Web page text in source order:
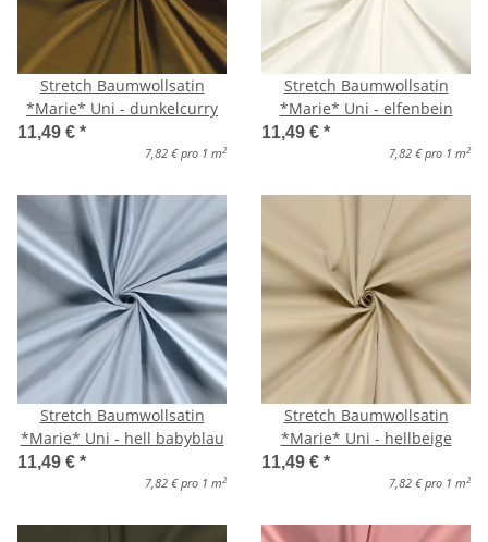
Stretch Baumwollsatin
*Marie* Uni - dunkelcurry
11,49 € *
7,82 € pro 1 m 2
Stretch Baumwollsatin
*Marie* Uni - elfenbein
11,49 € *
7,82 € pro 1 m 2
Stretch Baumwollsatin
*Marie* Uni - hell babyblau
11,49 € *
7,82 € pro 1 m 2
Stretch Baumwollsatin
*Marie* Uni - hellbeige
11,49 € *
7,82 € pro 1 m 2